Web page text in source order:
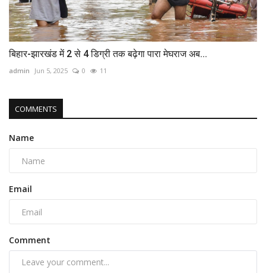
बिहार-झारखंड में 2 से 4 डिग्री तक बढ़ेगा पारा मेघराज अब...
admin Jun 5, 2025 0 11
COMMENTS
Name
Email
Comment